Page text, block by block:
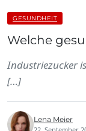
GESUNDHEIT
Welche
Industriezucker
[…]
Lena Meier